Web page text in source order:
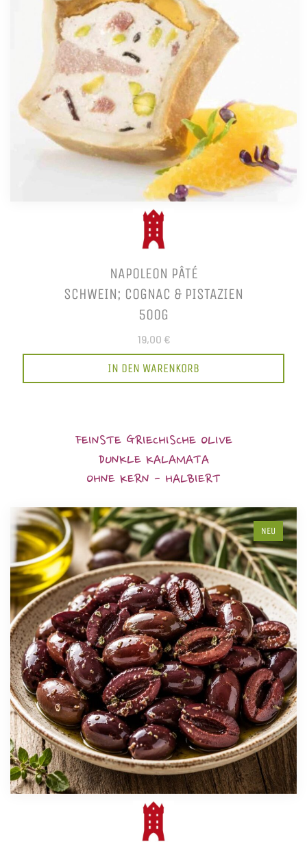
NAPOLEON PÂTÉ
SCHWEIN; COGNAC & PISTAZIEN
500G
19,00 €
IN DEN WARENKORB
FEINSTE GRIECHISCHE OLIVE
DUNKLE KALAMATA
OHNE KERN - HALBIERT
NEU